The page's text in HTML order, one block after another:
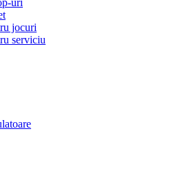
uri
jocuri
serviciu